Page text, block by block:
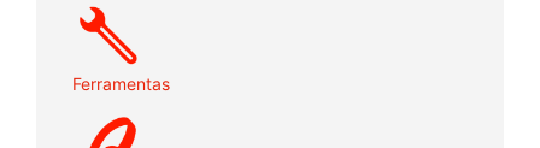
Ferramentas